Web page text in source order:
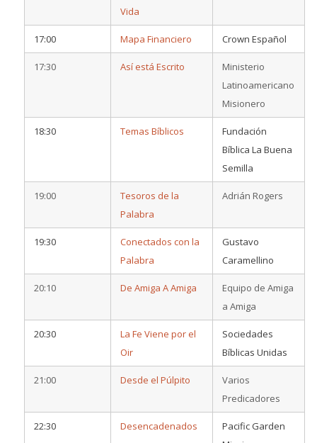
Vida
17:00 Mapa Financiero Crown Español
17:30 Así está Escrito
Ministerio
Latinoamericano
Misionero
18:30 Temas Bíblicos
Fundación
Bíblica La Buena
Semilla
19:00
Tesoros de la
Palabra
Adrián Rogers
19:30
Conectados con la
Palabra
Gustavo
Caramellino
20:10 De Amiga A Amiga
Equipo de Amiga
a Amiga
20:30
La Fe Viene por el
Oir
Sociedades
Bíblicas Unidas
21:00 Desde el Púlpito
Varios
Predicadores
22:30 Desencadenados
Pacific Garden